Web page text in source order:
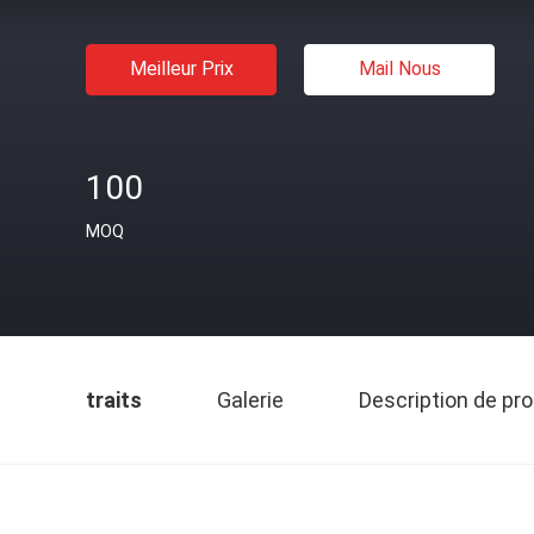
Meilleur Prix Mail Nous
100
MOQ
traits Galerie Description de